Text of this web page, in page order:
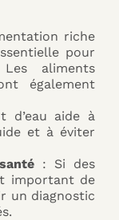
riche
pour
aliments
également
d’eau aide à
et à éviter
: Si des
important de
un diagnostic